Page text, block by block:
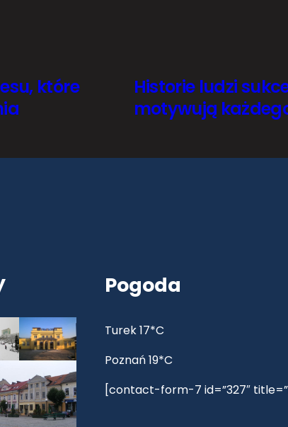
które
Historie ludzi
motywują
Pogoda
Turek 17*C
Poznań 19*C
[contact-form-7 id=”327″